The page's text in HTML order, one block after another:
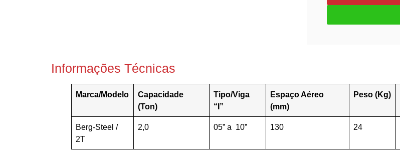
Informações Técnicas
Marca/Modelo
Capacidade
(Ton)
Tipo/Viga
“I”
Espaço Aéreo
(mm)
Peso (Kg)
Berg-Steel /
2T
2,0 05” a 10” 130 24